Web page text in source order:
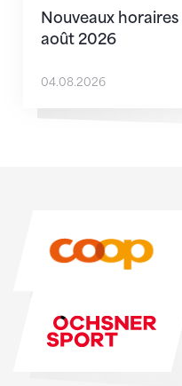
Nouveaux
août 2026
04.08.2026